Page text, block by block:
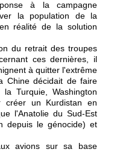
à la campagne
la population de la
réalité de la solution
du retrait des troupes
ces dernières, il
à quitter l'extrême
Chine décidait de faire
Turquie, Washington
créer un Kurdistan en
l'Anatolie du Sud-Est
depuis le génocide) et
avions sur sa base